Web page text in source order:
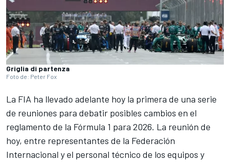
Griglia di partenza
Foto de: Peter Fox
La FIA ha llevado adelante hoy la primera de una serie
de reuniones para debatir posibles cambios en el
reglamento de la Fórmula 1 para 2026. La reunión de
hoy, entre representantes de la Federación
Internacional y el personal técnico de los equipos y